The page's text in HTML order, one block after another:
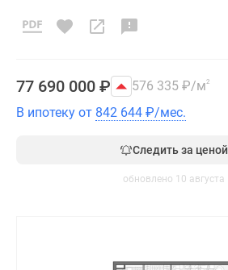
77 690 000 ₽ 576 335 ₽/м2
В ипотеку от 842 644 ₽/мес.
Следить за ценой
обновлено 10 августа